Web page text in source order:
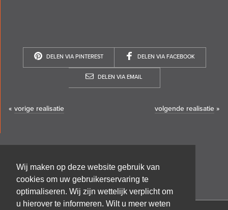
Wij maken op deze website gebruik van
cookies om uw gebruikerservaring te
optimaliseren. Wij zijn wettelijk verplicht om
u hierover te informeren. Wilt u meer weten
DELEN VIA PINTEREST DELEN VIA FACEBOOK
DELEN VIA EMAIL
« vorige realisatie volgende realisatie »